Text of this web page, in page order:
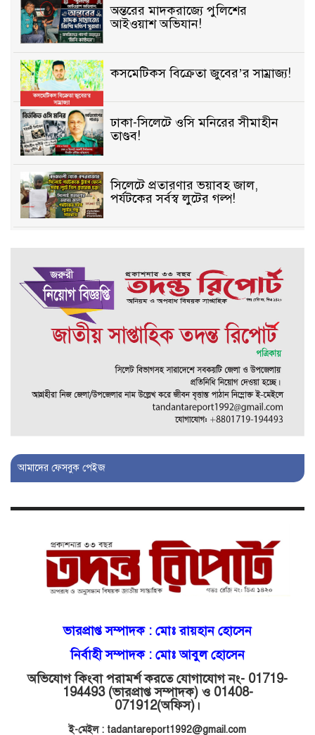
অন্তরের মাদকরাজ্যে পুলিশের
আইওয়াশ অভিযান!
কসমেটিকস বিক্রেতা জুবের’র সাম্রাজ্য!
ঢাকা-সিলেটে ওসি মনিরের সীমাহীন
তাণ্ডব!
সিলেটে প্রতারণার ভয়াবহ জাল,
পর্যটকের সর্বস্ব লুটের গল্প!
বিআইডিসি’তে ১৫ বছরের দখলদারিত্ব
কিশোরীকে যৌনপীড়নের পর
ভ্রূণহত্যার অপচেষ্টা, গোয়াইনঘাট জুড়ে
চাঞ্চল্য!
মোগলাবাজার থানা কার কবলে?
গোয়াইনঘাটে বিজিবির নাম ভাঙিয়ে
ঘুষের রাজত্ব!
যন্ত্র বিকলের বাহানা: বেসরকারির
শোষণে জিম্মি ওসমানীর রোগীরা!
শাহপরানের পর মোগলাবাজারেও ওসি
মনিরের ত্রাসের রাজত্ব, মুখ খুললেন
সাবেক বডিগার্ড!
মোগলাবাজার থানার ওসি মনিরের যত
অপকর্ম!
আমাদের ফেসবুক পেইজ
ভারপ্রাপ্ত সম্পাদক : মোঃ রায়হান হোসেন
নির্বাহী সম্পাদক : মোঃ আবুল হোসেন
অভিযোগ কিংবা পরামর্শ করতে যোগাযোগ নং- 01719-
194493 (ভারপ্রাপ্ত সম্পাদক) ও 01408-
071912(অফিস)।
ই-মেইল : tadantareport1992@gmail.com